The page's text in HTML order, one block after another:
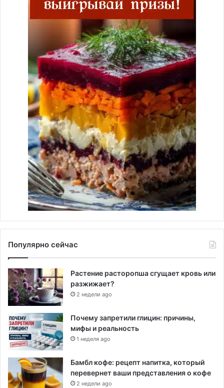
Популярно сейчас
Растение расторопша сгущает кровь или
разжижает?
2 недели ago
Почему запретили глицин: причины,
мифы и реальность
1 неделя ago
Бамбл кофе: рецепт напитка, который
перевернет ваши представления о кофе
2 недели ago